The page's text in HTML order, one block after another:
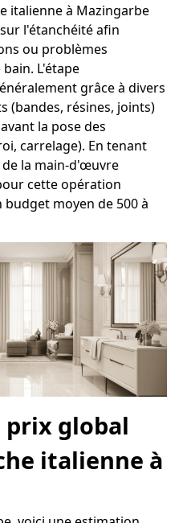
italienne à Mazingarbe
l'étanchéité afin
ou problèmes
L'étape
grâce à divers
(bandes, résines, joints)
la pose des
carrelage). En tenant
la main-d'œuvre
cette opération
moyen de 500 à
prix global
italienne à